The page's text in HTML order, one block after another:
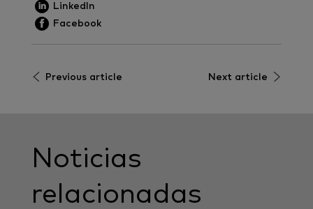
LinkedIn
Facebook
Previous article Next article
Noticias
relacionadas